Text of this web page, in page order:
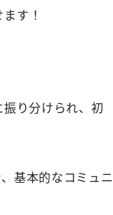
す！
り分けられ、初
基本的なコミュニ